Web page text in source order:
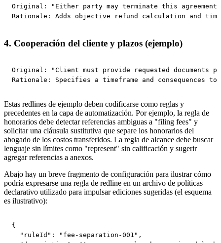
Original: "Either party may terminate this
Rationale: Adds objective refund calculation and
4. Cooperación del cliente y plazos (ejemplo)
Original: "Client must provide requested
Rationale: Specifies a timeframe and consequences
Estas redlines de ejemplo deben codificarse como reglas y
precedentes en la capa de automatización. Por ejemplo, la regla de
honorarios debe detectar referencias ambiguas a "filing fees" y
solicitar una cláusula sustitutiva que separe los honorarios del
abogado de los costos transferidos. La regla de alcance debe buscar
lenguaje sin límites como "represent" sin calificación y sugerir
agregar referencias a anexos.
Abajo hay un breve fragmento de configuración para ilustrar cómo
podría expresarse una regla de redline en un archivo de políticas
declarativo utilizado para impulsar ediciones sugeridas (el esquema
es ilustrativo):
{
  "ruleId": "fee-separation-001",